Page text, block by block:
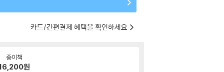
카드/간편결제 혜택을 확인하세요
종이책
원